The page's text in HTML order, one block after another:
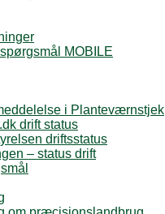
MOBILE
i Planteværnstjek
drift status
driftsstatus
– status drift